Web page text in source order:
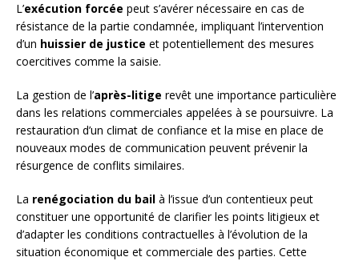
L’exécution forcée peut s’avérer nécessaire en cas de
résistance de la partie condamnée, impliquant l’intervention
d’un huissier de justice et potentiellement des mesures
coercitives comme la saisie.
La gestion de l’après-litige revêt une importance particulière
dans les relations commerciales appelées à se poursuivre. La
restauration d’un climat de confiance et la mise en place de
nouveaux modes de communication peuvent prévenir la
résurgence de conflits similaires.
La renégociation du bail à l’issue d’un contentieux peut
constituer une opportunité de clarifier les points litigieux et
d’adapter les conditions contractuelles à l’évolution de la
situation économique et commerciale des parties. Cette